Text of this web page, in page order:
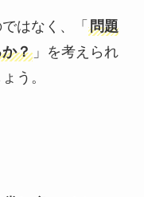
はなく、「 問題
？」を考えられ
う。